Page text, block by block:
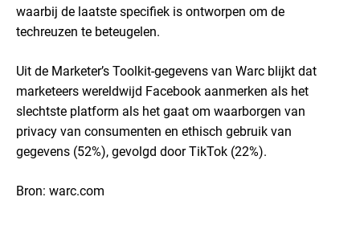
waarbij de laatste specifiek is ontworpen om de
techreuzen te beteugelen.
Uit de Marketer’s Toolkit-gegevens van Warc blijkt dat
marketeers wereldwijd Facebook aanmerken als het
slechtste platform als het gaat om waarborgen van
privacy van consumenten en ethisch gebruik van
gegevens (52%), gevolgd door TikTok (22%).
Bron: warc.com